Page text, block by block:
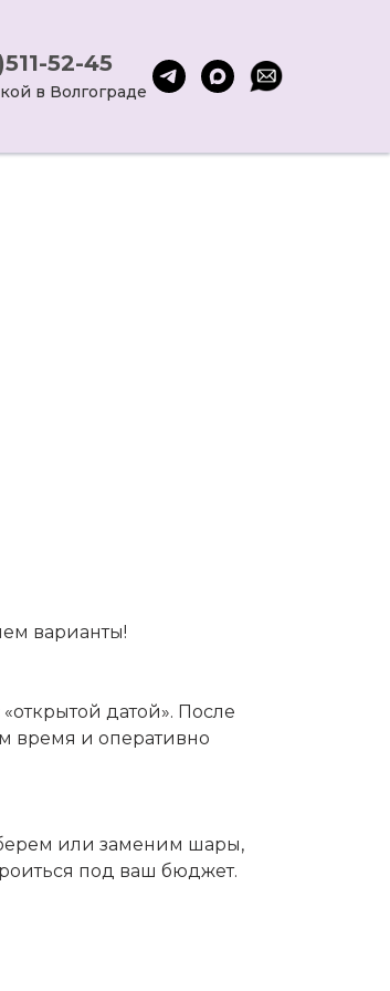
52-45
в Волгограде
варианты!
датой». После
время и оперативно
или заменим шары,
под ваш бюджет.